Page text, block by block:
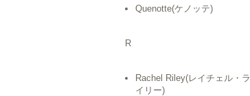
Quenotte(ケノッテ)
R
Rachel Riley(レイチェル・ラ
イリー)